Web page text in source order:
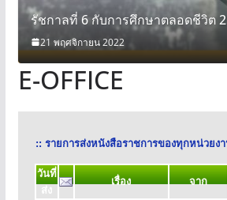
รัชกาลที่ 6 กับการศึกษาตลอดชีวิต
21 พฤศจิกายน 2022
E-OFFICE